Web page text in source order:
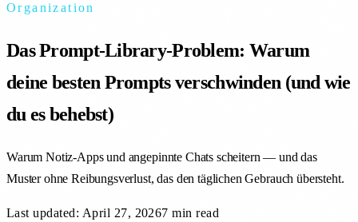
Organization
Das Prompt-Library-Problem: Warum
deine besten Prompts verschwinden (und wie
du es behebst)
Warum Notiz-Apps und angepinnte Chats scheitern — und das
Muster ohne Reibungsverlust, das den täglichen Gebrauch übersteht.
Last updated: April 27, 20267 min read